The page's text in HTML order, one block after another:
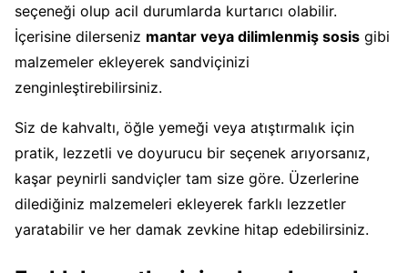
seçeneği olup acil durumlarda kurtarıcı olabilir.
İçerisine dilerseniz mantar veya dilimlenmiş sosis gibi
malzemeler ekleyerek sandviçinizi
zenginleştirebilirsiniz.
Siz de kahvaltı, öğle yemeği veya atıştırmalık için
pratik, lezzetli ve doyurucu bir seçenek arıyorsanız,
kaşar peynirli sandviçler tam size göre. Üzerlerine
dilediğiniz malzemeleri ekleyerek farklı lezzetler
yaratabilir ve her damak zevkine hitap edebilirsiniz.